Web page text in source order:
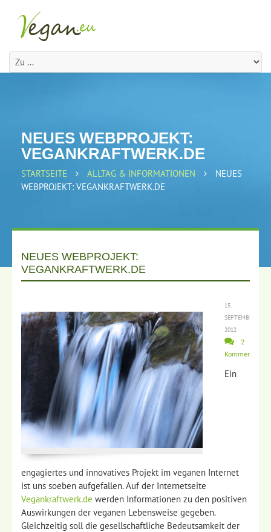
NEUES WEBPROJEKT:
VEGANKRAFTWERK.DE
STARTSEITE ALLTAG & INFORMATIONEN
NEUES
WEBPROJEKT: VEGANKRAFTWERK.DE
NEUES WEBPROJEKT:
VEGANKRAFTWERK.DE
15.
SEPTEMBER
2012
2
Kommentare
Ein
engagiertes und innovatives Projekt im veganen Internet
ist uns soeben aufgefallen. Auf der Internetseite
Vegankraftwerk.de werden Informationen zu den positiven
Auswirkungen der veganen Lebensweise gegeben.
Gleichzeitig soll die gesellschaftliche Bedeutsamkeit der